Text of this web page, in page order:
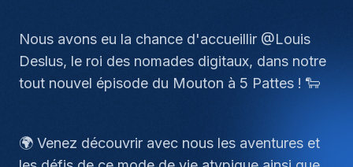
Nous avons eu la chance d'accueillir @Louis
Deslus, le roi des nomades digitaux, dans notre
tout nouvel épisode du Mouton à 5 Pattes ! 🐑
🌍 Venez découvrir avec nous les aventures et